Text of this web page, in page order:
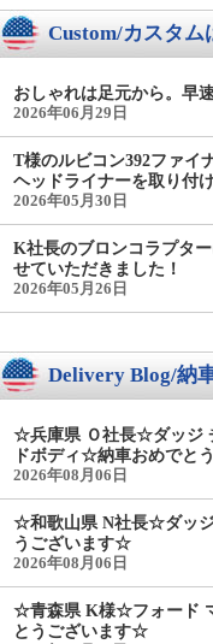
Custom/カスタム
おしゃれは足元から。早
2026年06月29日
T様のルビコン392ファイ
ヘッドライナーを取り付
2026年05月30日
K社長のブロンコラプタ
せていただきました！
2026年05月26日
Delivery Blog/納
☆兵庫県 Ｏ社長☆ダッジ
ドボディ☆納車おめでと
2026年08月06日
☆和歌山県 N社長☆ダッ
うございます☆
2026年08月06日
☆青森県 K様☆フォード
とうございます☆